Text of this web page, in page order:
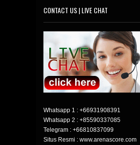
CONTACT US | LIVE CHAT
Whatsapp 1 : +66931908391
Whatsapp 2 : +85590337085
Telegram : +66810837099
Situs Resmi : www.arenascore.com